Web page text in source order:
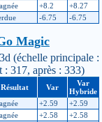
+8.2
+8.27
-6.75 -6.75
Magic
(échelle principale :
: 317, après : 333)
Résultat Var
Var
Hybride
+2.59
+2.59
+2.58
+2.58